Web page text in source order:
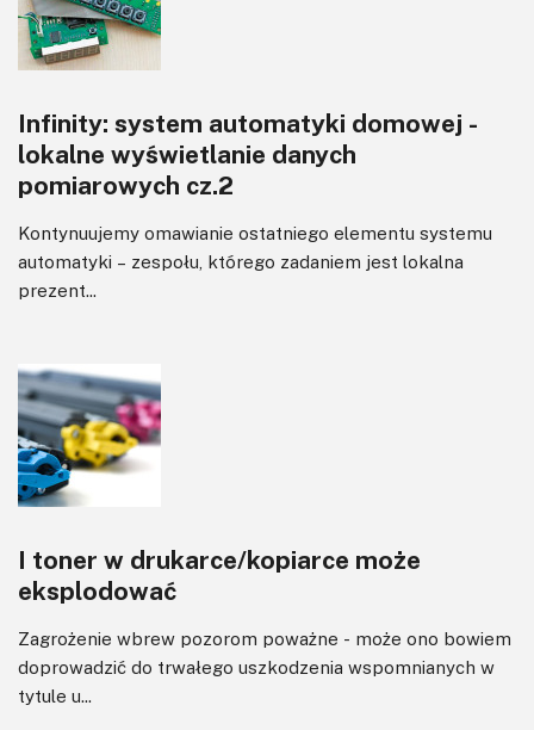
Infinity: system automatyki domowej -
lokalne wyświetlanie danych
pomiarowych cz.2
Kontynuujemy omawianie ostatniego elementu systemu
automatyki – zespołu, którego zadaniem jest lokalna
prezent...
I toner w drukarce/kopiarce może
eksplodować
Zagrożenie wbrew pozorom poważne - może ono bowiem
doprowadzić do trwałego uszkodzenia wspomnianych w
tytule u...